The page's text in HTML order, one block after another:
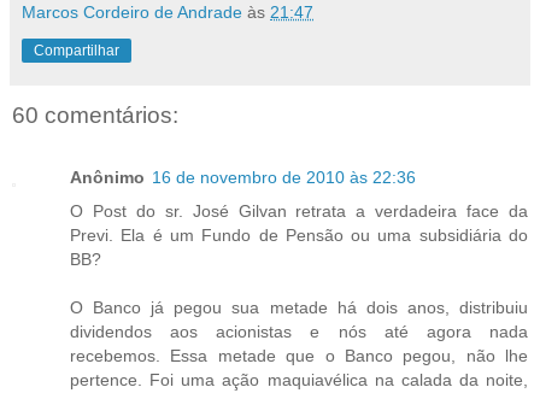
Marcos Cordeiro de Andrade às 21:47
Compartilhar
60 comentários:
Anônimo 16 de novembro de 2010 às 22:36
O Post do sr. José Gilvan retrata a verdadeira face da
Previ. Ela é um Fundo de Pensão ou uma subsidiária do
BB?
O Banco já pegou sua metade há dois anos, distribuiu
dividendos aos acionistas e nós até agora nada
recebemos. Essa metade que o Banco pegou, não lhe
pertence. Foi uma ação maquiavélica na calada da noite,